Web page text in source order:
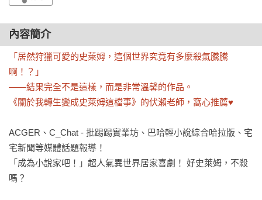
內容簡介
「居然狩獵可愛的史萊姆，這個世界究竟有多麼殺氣騰騰
啊！？」
——結果完全不是這樣，而是非常溫馨的作品。
《關於我轉生變成史萊姆這檔事》的伏瀨老師，窩心推薦♥
ACGER、C_Chat - 批踢踢實業坊、巴哈輕小說綜合哈拉版、宅
宅新聞等媒體話題報導！
「成為小說家吧！」超人氣異世界居家喜劇！ 好史萊姆，不殺
嗎？